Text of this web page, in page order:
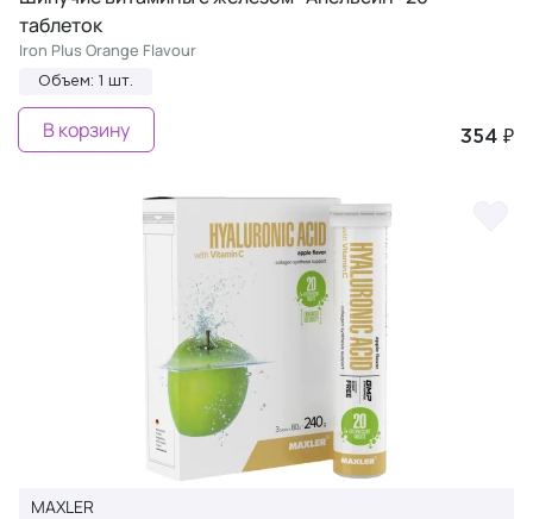
таблеток
Iron Plus Orange Flavour
Объем: 1 шт.
354 ₽
В корзину
MAXLER